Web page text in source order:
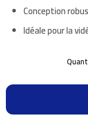
Conception
Idéale pour la